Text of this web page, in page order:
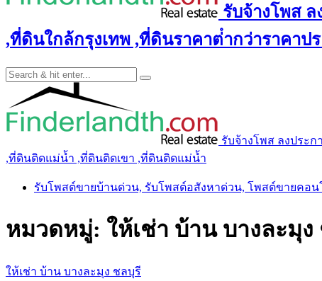
รับจ้างโพส
,ที่ดินใกล้กรุงเทพ ,ที่ดินราคาต่ํากว่าราคา
รับจ้างโพส ลงประ
,ที่ดินติดแม่น้ำ ,ที่ดินติดเขา ,ที่ดินติดแม่น้ำ
รับโพสต์ขายบ้านด่วน, รับโพสต์อสังหาด่วน, โพสต์ขายคอ
หมวดหมู่: ให้เช่า บ้าน บางละมุ
ให้เช่า บ้าน บางละมุง ชลบุรี